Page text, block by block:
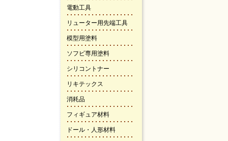
電動工具
リューター用先端工具
模型用塗料
ソフビ専用塗料
シリコントナー
リキテックス
消耗品
フィギュア材料
ドール・人形材料